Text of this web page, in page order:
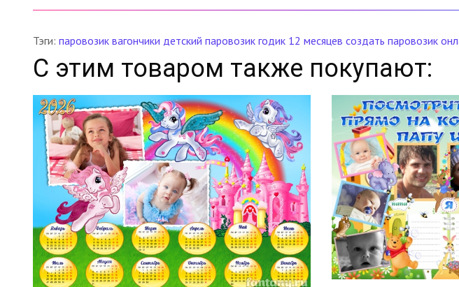
Тэги: паровозик вагончики детский паровозик годик 12 месяцев создать паровозик
С этим товаром также покупают: